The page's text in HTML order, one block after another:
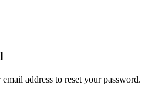
address to reset your password.